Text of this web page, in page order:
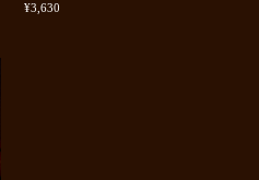
¥3,630